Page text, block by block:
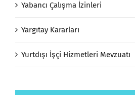
Yabancı Çalışma İzinleri
Yargıtay Kararları
Yurtdışı İşçi Hizmetleri Mevzuatı